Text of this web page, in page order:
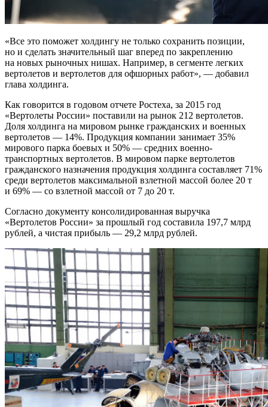
«Все это поможет холдингу не только сохранить позиции,
но и сделать значительный шаг вперед по закреплению
на новых рыночных нишах. Например, в сегменте легких
вертолетов и вертолетов для офшорных работ», — добавил
глава холдинга.
Как говорится в годовом отчете Ростеха, за 2015 год
«Вертолеты России» поставили на рынок 212 вертолетов.
Доля холдинга на мировом рынке гражданских и военных
вертолетов — 14%. Продукция компании занимает 35%
мирового парка боевых и 50% — средних военно-
транспортных вертолетов. В мировом парке вертолетов
гражданского назначения продукция холдинга составляет 71%
среди вертолетов максимальной взлетной массой более 20 т
и 69% — со взлетной массой от 7 до 20 т.
Согласно документу консолидированная выручка
«Вертолетов России» за прошлый год составила 197,7 млрд
рублей, а чистая прибыль — 29,2 млрд рублей.